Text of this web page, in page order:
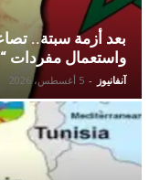
بعد أزمة سبتة..
واستعمال مفردات
آنفانيوز - 5 أغسطس، 2026